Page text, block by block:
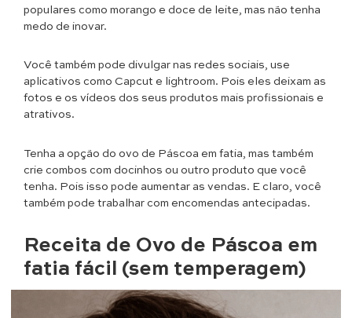
populares como morango e doce de leite, mas não tenha
medo de inovar.
Você também pode divulgar nas redes sociais, use
aplicativos como Capcut e lightroom. Pois eles deixam as
fotos e os vídeos dos seus produtos mais profissionais e
atrativos.
Tenha a opção do ovo de Páscoa em fatia, mas também
crie combos com docinhos ou outro produto que você
tenha. Pois isso pode aumentar as vendas. E claro, você
também pode trabalhar com encomendas antecipadas.
Receita de Ovo de Páscoa em
fatia fácil (sem temperagem)